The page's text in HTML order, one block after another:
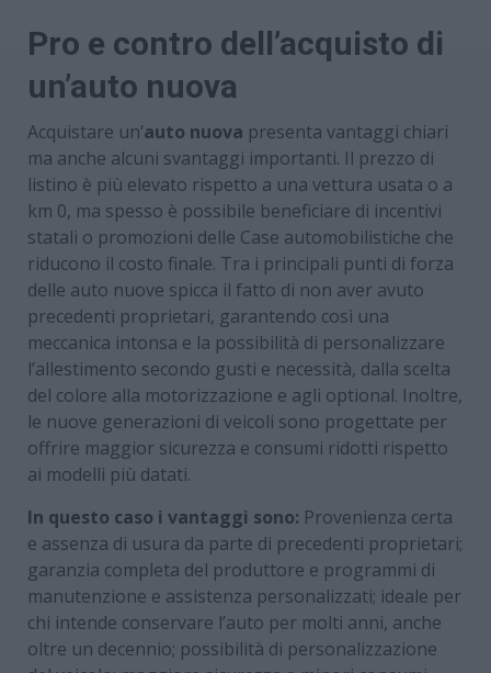
Pro e contro dell’acquisto di
un’auto nuova
Acquistare un’auto nuova presenta vantaggi chiari
ma anche alcuni svantaggi importanti. Il prezzo di
listino è più elevato rispetto a una vettura usata o a
km 0, ma spesso è possibile beneficiare di incentivi
statali o promozioni delle Case automobilistiche che
riducono il costo finale. Tra i principali punti di forza
delle auto nuove spicca il fatto di non aver avuto
precedenti proprietari, garantendo così una
meccanica intonsa e la possibilità di personalizzare
l’allestimento secondo gusti e necessità, dalla scelta
del colore alla motorizzazione e agli optional. Inoltre,
le nuove generazioni di veicoli sono progettate per
offrire maggior sicurezza e consumi ridotti rispetto
ai modelli più datati.
In questo caso i vantaggi sono: Provenienza certa
e assenza di usura da parte di precedenti proprietari;
garanzia completa del produttore e programmi di
manutenzione e assistenza personalizzati; ideale per
chi intende conservare l’auto per molti anni, anche
oltre un decennio; possibilità di personalizzazione